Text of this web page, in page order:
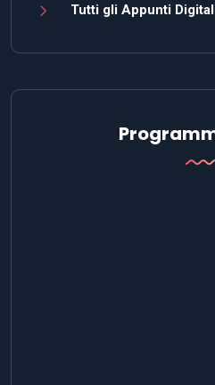
Tutti gli Appunti